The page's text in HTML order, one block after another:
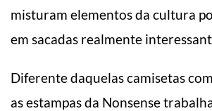
misturam elementos da cultura
em sacadas realmente
Diferente daquelas camisetas
as estampas da Nonsense